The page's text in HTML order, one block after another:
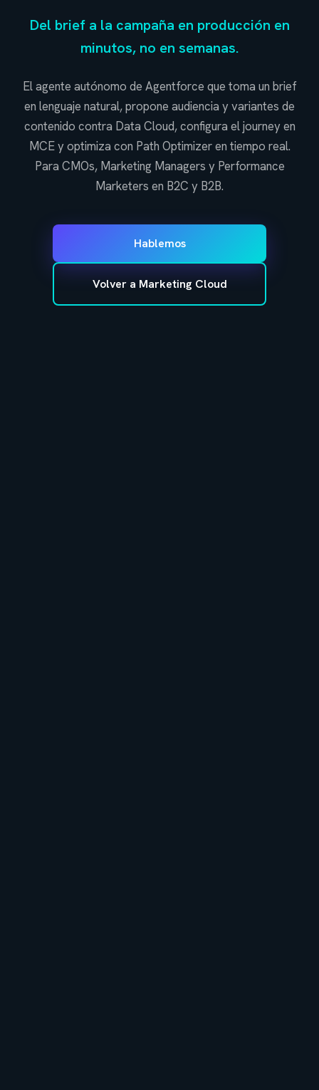
Del brief a la campaña en producción en
minutos, no en semanas.
El agente autónomo de Agentforce que toma un brief
en lenguaje natural, propone audiencia y variantes de
contenido contra Data Cloud, configura el journey en
MCE y optimiza con Path Optimizer en tiempo real.
Para CMOs, Marketing Managers y Performance
Marketers en B2C y B2B.
Hablemos
Volver a Marketing Cloud